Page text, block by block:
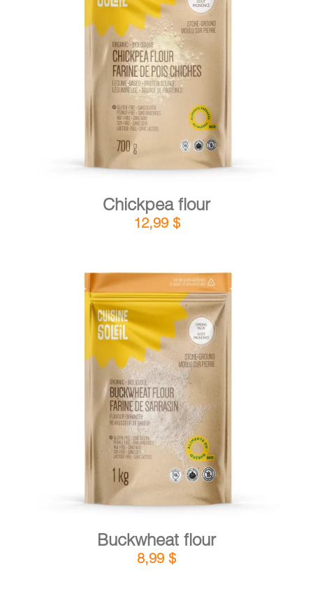
ADD TO CART / DETAILS
Chickpea flour
12,99 $
ADD TO CART / DETAILS
Buckwheat flour
8,99 $